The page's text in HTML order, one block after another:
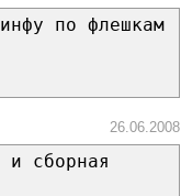
по флешкам
26.06.2008
и сборная